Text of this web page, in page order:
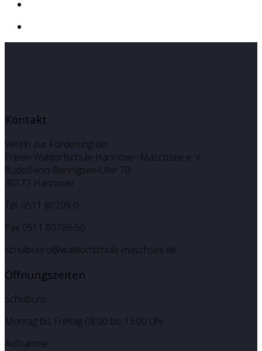
Kontakt
Verein zur Förderung der
Freien Waldorfschule Hannover-Maschsee e. V.
Rudolf-von-Bennigsen-Ufer 70
30173 Hannover
Tel. 0511 80709-0
Fax 0511 80709-50
schulbuero@waldorfschule-maschsee.de
Öffnungszeiten
Schulbüro
Montag bis Freitag 08:00 bis 13:00 Uhr
Aufnahme